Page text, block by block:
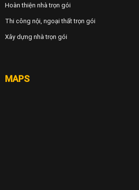
Hoàn thiện nhà trọn gói
Thi công nội, ngoại thất trọn gói
Xây dựng nhà trọn gói
MAPS